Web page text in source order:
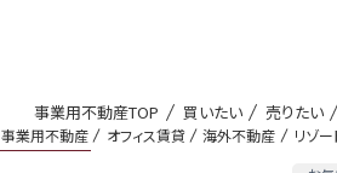
事業用不動産 オフィス賃貸 海外不動産 リゾ
事業用不動産TOP 買いたい 売りたい